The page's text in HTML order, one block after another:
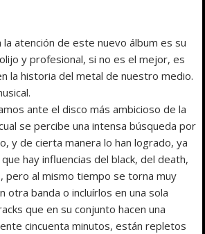
atención de este nuevo álbum es su
y profesional, si no es el mejor, es
la historia del metal de nuestro medio.
ante el disco más ambicioso de la
se percibe una intensa búsqueda por
y de cierta manera lo han logrado, ya
hay influencias del black, del death,
pero al mismo tiempo se torna muy
otra banda o incluírlos en una sola
que en su conjunto hacen una
cincuenta minutos, están repletos